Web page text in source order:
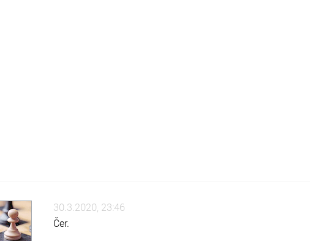
30.3.2020, 23:46
Čer.